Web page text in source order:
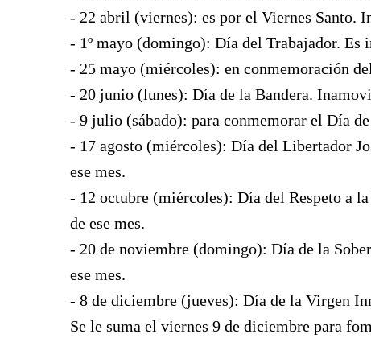
- 22 abril (viernes): es por el Viernes Santo.
- 1º mayo (domingo): Día del Trabajador. Es
- 25 mayo (miércoles): en conmemoración
- 20 junio (lunes): Día de la Bandera.
- 9 julio (sábado): para conmemorar el Día
- 17 agosto (miércoles): Día del Libertador
ese mes.
- 12 octubre (miércoles): Día del Respeto a
de ese mes.
- 20 de noviembre (domingo): Día de la
ese mes.
- 8 de diciembre (jueves): Día de la Virgen
Se le suma el viernes 9 de diciembre para